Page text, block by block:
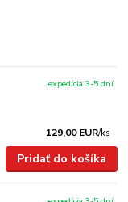
129,00 EUR/ks
expedícia 3-5 dní
Pridať do košíka